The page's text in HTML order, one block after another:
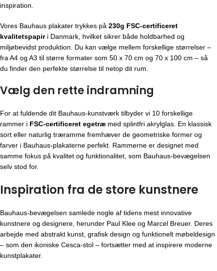
inspiration.
Vores Bauhaus plakater trykkes på 230g FSC-certificeret
kvalitetspapiri Danmark, hvilket sikrer både holdbarhed og
miljøbevidst produktion. Du kan vælge mellem forskellige størrelser –
fra A4 og A3 til større formater som 50 x 70 cm og 70 x 100 cm – så
du finder den perfekte størrelse til netop dit rum.
Vælg den rette indramning
For at fuldende dit Bauhaus-kunstværk tilbyder vi 10 forskellige
rammer i FSC-certificeret egetræ med splintfri akrylglas. En klassisk
sort eller naturlig træramme fremhæver de geometriske former og
farver i Bauhaus-plakaterne perfekt. Rammerne er designet med
samme fokus på kvalitet og funktionalitet, som Bauhaus-bevægelsen
selv stod for.
Inspiration fra de store kunstnere
Bauhaus-bevægelsen samlede nogle af tidens mest innovative
kunstnere og designere, herunder Paul Klee og Marcel Breuer. Deres
arbejde med abstrakt kunst, grafisk design og funktionelt møbeldesign
– som den ikoniske Cesca-stol – fortsætter med at inspirere moderne
kunstplakater.